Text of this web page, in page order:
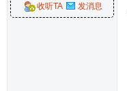
收听TA
发消息